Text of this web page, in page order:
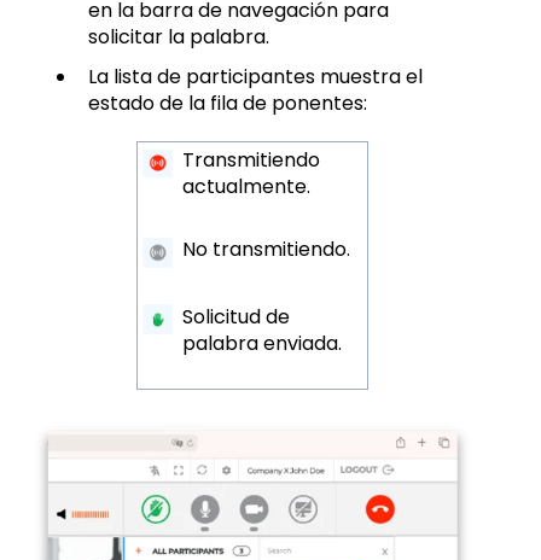
en la barra de navegación para
solicitar la palabra.
La lista de participantes muestra el
estado de la fila de ponentes:
Transmitiendo
actualmente.
No transmitiendo.
Solicitud de
palabra enviada.